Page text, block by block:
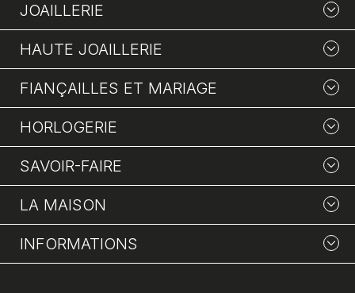
JOAILLERIE
HAUTE JOAILLERIE
FIANÇAILLES ET MARIAGE
HORLOGERIE
SAVOIR-FAIRE
LA MAISON
INFORMATIONS